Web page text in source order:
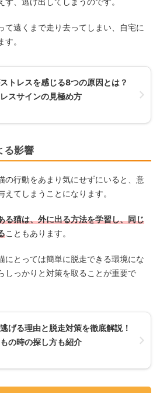
て遠くまで走り去ってしまい、自宅に
。
トレスを感じる8つの原因とは？
スサインの見極め方
る影響
の行動をあまり気にせずにいると、意
てしまうことになります。
る猫は、外に出る方法を学習し、同じ
こともあります。
にとっては簡単に脱走できる環境にな
しっかりと対策を取ることが重要で
げる理由と脱走対策を徹底解説！
の時の探し方も紹介